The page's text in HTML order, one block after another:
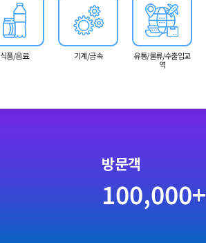
식품/음료 기계/금속
유통/물류/수출입교
역
방문객
100,000+